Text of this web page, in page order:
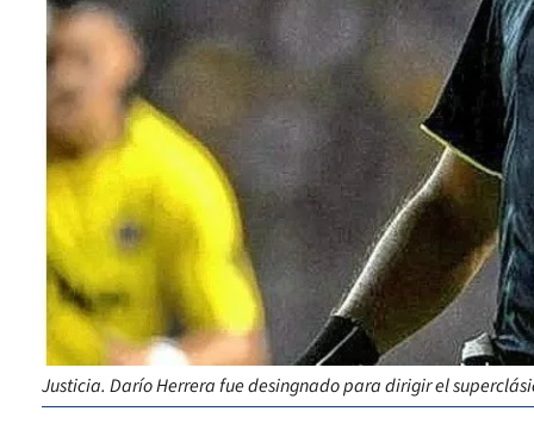
Justicia. Darío Herrera fue desingnado para dirigir el